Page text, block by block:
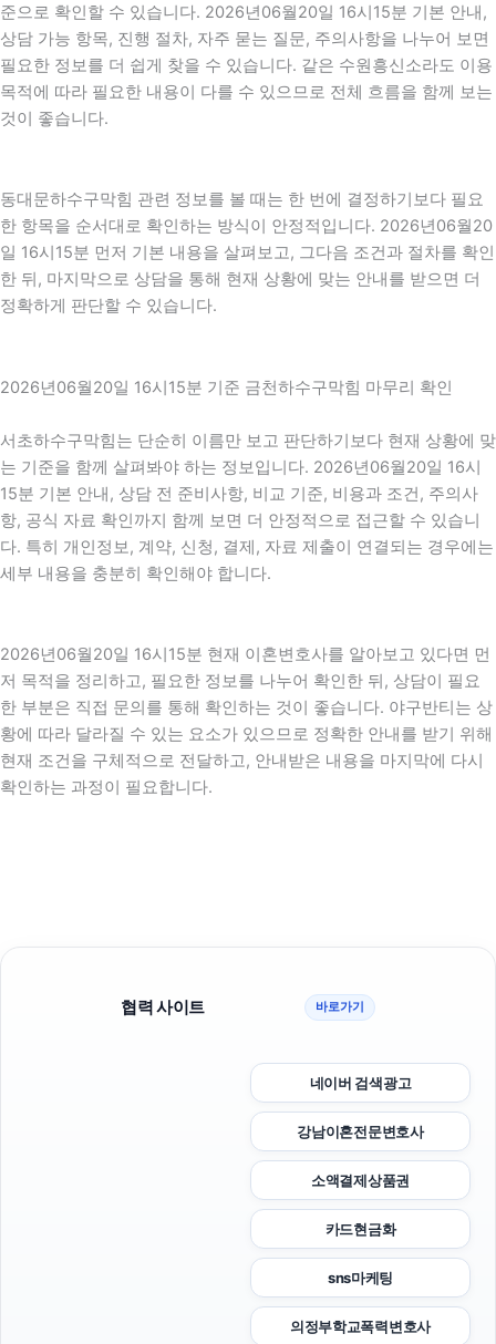
준으로 확인할 수 있습니다. 2026년06월20일 16시15분 기본 안내,
상담 가능 항목, 진행 절차, 자주 묻는 질문, 주의사항을 나누어 보면
필요한 정보를 더 쉽게 찾을 수 있습니다. 같은 수원흥신소라도 이용
목적에 따라 필요한 내용이 다를 수 있으므로 전체 흐름을 함께 보는
것이 좋습니다.
동대문하수구막힘 관련 정보를 볼 때는 한 번에 결정하기보다 필요
한 항목을 순서대로 확인하는 방식이 안정적입니다. 2026년06월20
일 16시15분 먼저 기본 내용을 살펴보고, 그다음 조건과 절차를 확인
한 뒤, 마지막으로 상담을 통해 현재 상황에 맞는 안내를 받으면 더
정확하게 판단할 수 있습니다.
2026년06월20일 16시15분 기준 금천하수구막힘 마무리 확인
서초하수구막힘는 단순히 이름만 보고 판단하기보다 현재 상황에 맞
는 기준을 함께 살펴봐야 하는 정보입니다. 2026년06월20일 16시
15분 기본 안내, 상담 전 준비사항, 비교 기준, 비용과 조건, 주의사
항, 공식 자료 확인까지 함께 보면 더 안정적으로 접근할 수 있습니
다. 특히 개인정보, 계약, 신청, 결제, 자료 제출이 연결되는 경우에는
세부 내용을 충분히 확인해야 합니다.
2026년06월20일 16시15분 현재 이혼변호사를 알아보고 있다면 먼
저 목적을 정리하고, 필요한 정보를 나누어 확인한 뒤, 상담이 필요
한 부분은 직접 문의를 통해 확인하는 것이 좋습니다. 야구반티는 상
황에 따라 달라질 수 있는 요소가 있으므로 정확한 안내를 받기 위해
현재 조건을 구체적으로 전달하고, 안내받은 내용을 마지막에 다시
확인하는 과정이 필요합니다.
협력 사이트 바로가기
네이버 검색광고
강남이혼전문변호사
소액결제상품권
카드현금화
sns마케팅
의정부학교폭력변호사